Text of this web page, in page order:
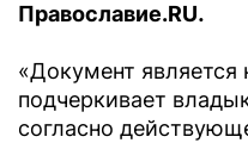
Православие.RU.
«Документ является
подчеркивает
согласно